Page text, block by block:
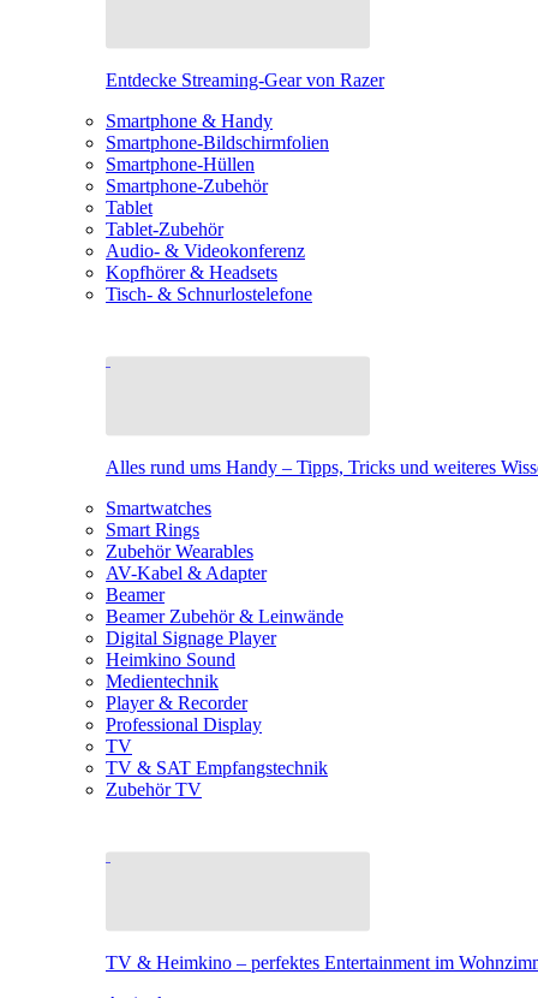
Entdecke Streaming-Gear von Razer
Smartphone & Handy
Smartphone-Bildschirmfolien
Smartphone-Hüllen
Smartphone-Zubehör
Tablet
Tablet-Zubehör
Audio- & Videokonferenz
Kopfhörer & Headsets
Tisch- & Schnurlostelefone
Alles rund ums Handy – Tipps, Tricks und weiteres
Smartwatches
Smart Rings
Zubehör Wearables
AV-Kabel & Adapter
Beamer
Beamer Zubehör & Leinwände
Digital Signage Player
Heimkino Sound
Medientechnik
Player & Recorder
Professional Display
TV
TV & SAT Empfangstechnik
Zubehör TV
TV & Heimkino – perfektes Entertainment im